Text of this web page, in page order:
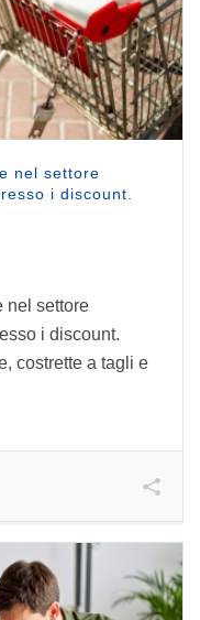
nel settore
i discount.
nel settore
i discount.
costrette a tagli e